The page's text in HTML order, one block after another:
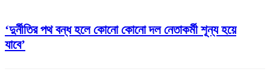
‘দুর্নীতির পথ বন্ধ হলে কোনো কোনো দল নেতাকর্মী শূন্য হয়ে
যাবে’